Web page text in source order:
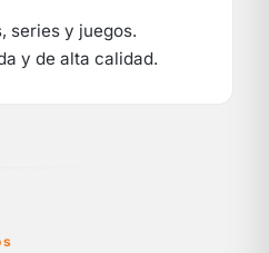
series y juegos.
y de alta calidad.